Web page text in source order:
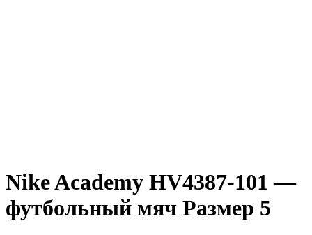
Nike Academy HV4387-101 —
футбольный мяч Размер 5